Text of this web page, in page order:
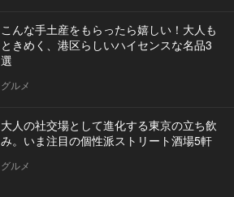
こんな手土産をもらったら嬉しい！大人も
ときめく、港区らしいハイセンスな名品3
選
グルメ
大人の社交場として進化する東京の立ち飲
み。いま注目の個性派ストリート酒場5軒
グルメ